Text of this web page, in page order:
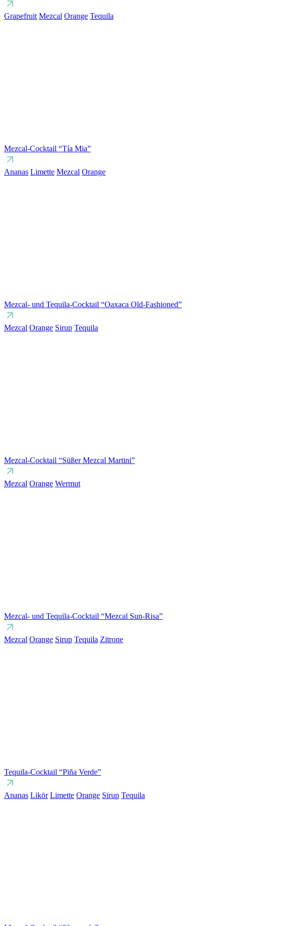
Grapefruit Mezcal Orange Tequila
Mezcal-Cocktail “Tía Mia”
Ananas Limette Mezcal Orange
Mezcal- und Tequila-Cocktail “Oaxaca Old-Fashioned”
Mezcal Orange Sirup Tequila
Mezcal-Cocktail “Süßer Mezcal Martini”
Mezcal Orange Wermut
Mezcal- und Tequila-Cocktail “Mezcal Sun-Risa”
Mezcal Orange Sirup Tequila Zitrone
Tequila-Cocktail “Piña Verde”
Ananas Likör Limette Orange Sirup Tequila